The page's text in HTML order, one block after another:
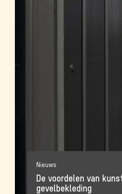
Nieuws
De voordelen van
gevelbekleding